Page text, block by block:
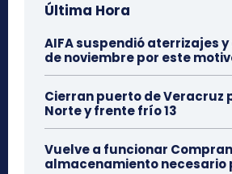
Última Hora
AIFA suspendió aterrizajes y
de noviembre por este
Cierran puerto de Veracruz
Norte y frente frío 13
Vuelve a funcionar
almacenamiento necesario